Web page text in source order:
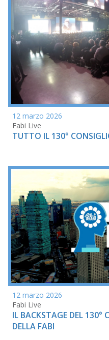
12 marzo 2026
Fabi Live
TUTTO IL 130°
12 marzo 2026
Fabi Live
IL BACKSTAGE DEL 130°
DELLA FABI